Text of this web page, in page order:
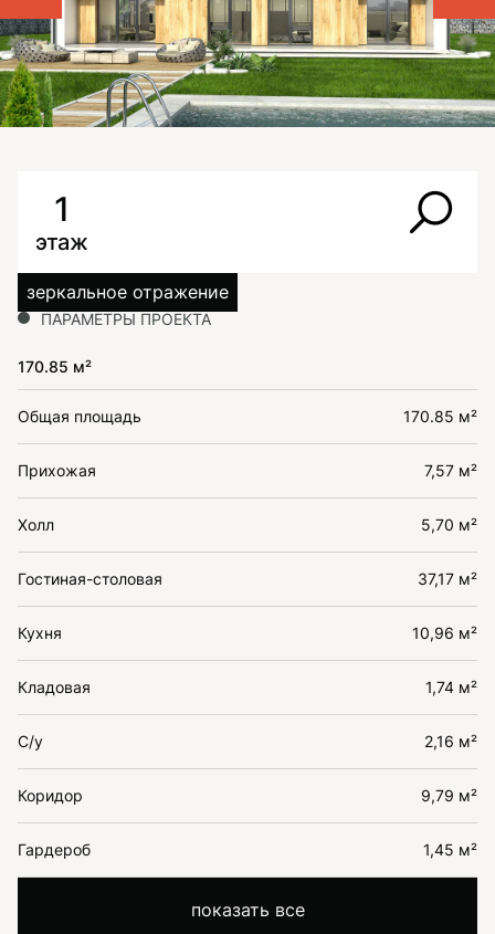
1
этаж
зеркальное отражение
ПАРАМЕТРЫ ПРОЕКТА
170.85 м²
Общая площадь 170.85 м²
Прихожая 7,57 м²
Холл 5,70 м²
Гостиная-столовая 37,17 м²
Кухня 10,96 м²
Кладовая 1,74 м²
С/у 2,16 м²
Коридор 9,79 м²
Гардероб 1,45 м²
показать все